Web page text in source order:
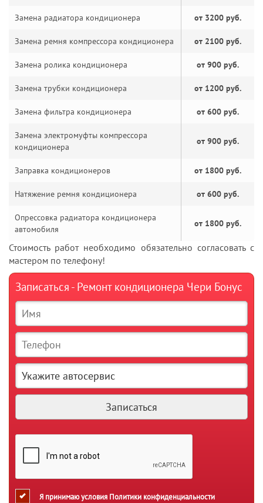
Замена радиатора кондиционера от 3200 руб.
Замена ремня компрессора кондиционера от 2100 руб.
Замена ролика кондиционера от 900 руб.
Замена трубки кондиционера от 1200 руб.
Замена фильтра кондиционера от 600 руб.
Замена электромуфты компрессора
кондиционера
от 900 руб.
Заправка кондиционеров от 1800 руб.
Натяжение ремня кондиционера от 600 руб.
Опрессовка радиатора кондиционера
автомобиля
от 1800 руб.
Стоимость работ необходимо обязательно согласовать с
мастером по телефону!
Записаться - Ремонт кондиционера Чери Бонус
Я принимаю условия Политики конфиденциальности